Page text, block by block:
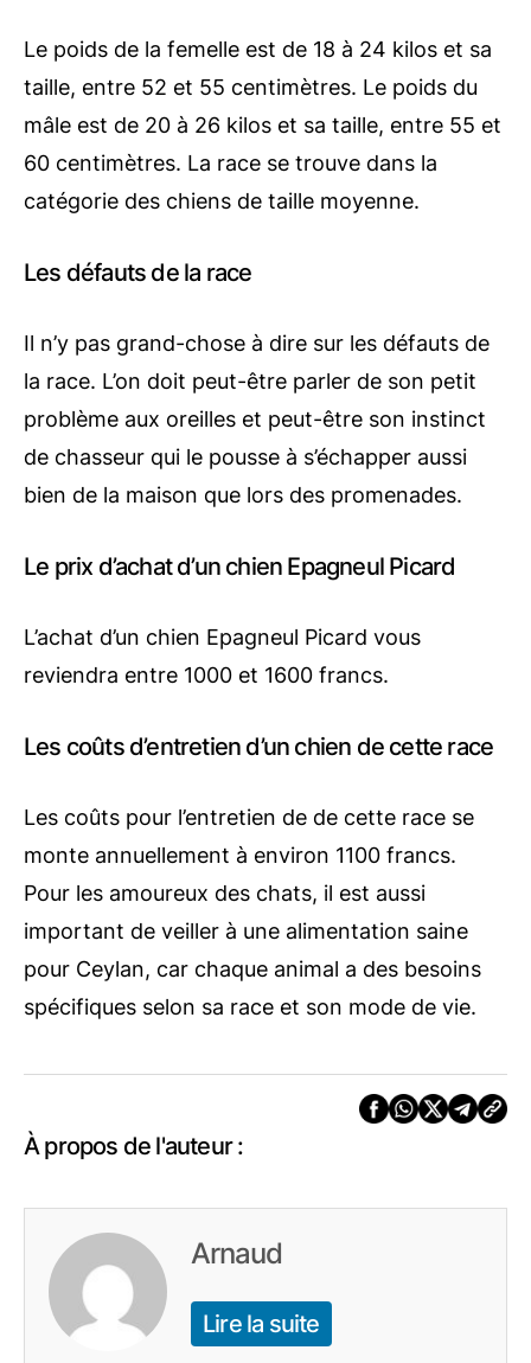
Le poids de la femelle est de 18 à 24 kilos et sa
taille, entre 52 et 55 centimètres. Le poids du
mâle est de 20 à 26 kilos et sa taille, entre 55 et
60 centimètres. La race se trouve dans la
catégorie des chiens de taille moyenne.
Les défauts de la race
Il n’y pas grand-chose à dire sur les défauts de
la race. L’on doit peut-être parler de son petit
problème aux oreilles et peut-être son instinct
de chasseur qui le pousse à s’échapper aussi
bien de la maison que lors des promenades.
Le prix d’achat d’un chien Epagneul Picard
L’achat d’un chien Epagneul Picard vous
reviendra entre 1000 et 1600 francs.
Les coûts d’entretien d’un chien de cette race
Les coûts pour l’entretien de de cette race se
monte annuellement à environ 1100 francs.
Pour les amoureux des chats, il est aussi
important de veiller à une alimentation saine
pour Ceylan, car chaque animal a des besoins
spécifiques selon sa race et son mode de vie.
À propos de l'auteur :
Arnaud
Lire la suite